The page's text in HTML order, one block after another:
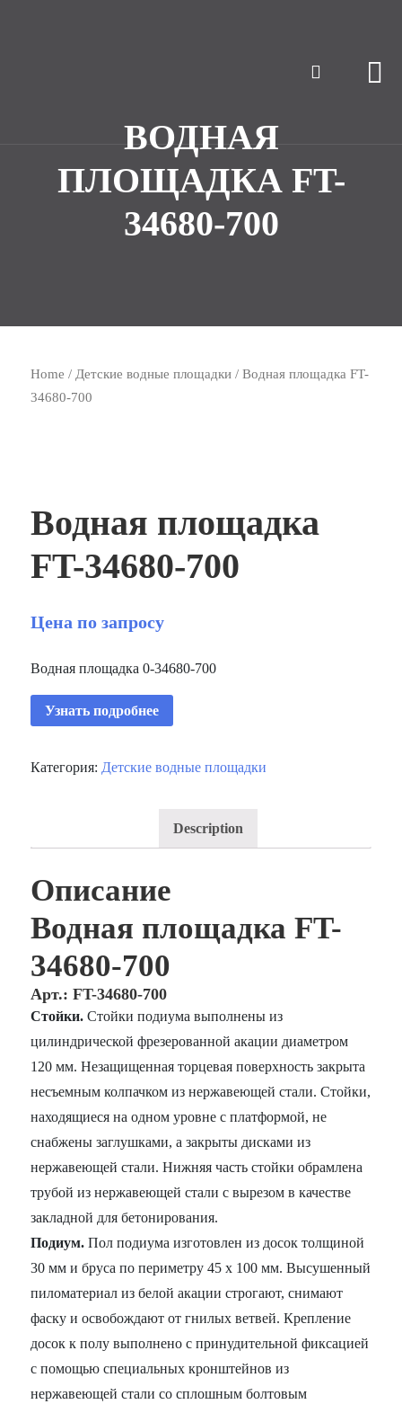
ВОДНАЯ
ПЛОЩАДКА FT-
34680-700
Home / Детские водные площадки / Водная площадка FT-
34680-700
Водная площадка
FT-34680-700
Цена по запросу
Водная площадка 0-34680-700
Узнать подробнее
Категория:Детские водные площадки
Description
Описание
Водная площадка FT-
34680-700
Арт.: FT-34680-700
Стойки. Стойки подиума выполнены из
цилиндрической фрезерованной акации диаметром
120 мм. Незащищенная торцевая поверхность закрыта
несъемным колпачком из нержавеющей стали. Стойки,
находящиеся на одном уровне с платформой, не
снабжены заглушками, а закрыты дисками из
нержавеющей стали. Нижняя часть стойки обрамлена
трубой из нержавеющей стали с вырезом в качестве
закладной для бетонирования.
Подиум.Пол подиума изготовлен из досок толщиной
30 мм и бруса по периметру 45 х 100 мм. Высушенный
пиломатериал из белой акации строгают, снимают
фаску и освобождают от гнилых ветвей. Крепление
досок к полу выполнено с принудительной фиксацией
с помощью специальных кронштейнов из
нержавеющей стали со сплошным болтовым